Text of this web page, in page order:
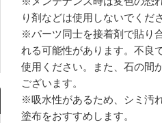
り剤などは使用しないでくだ
※パーツ同士を接着剤で貼り
れる可能性があります。不良
使用ください。また、石の間
ございます。
※吸水性があるため、シミ汚
塗布をおすすめします。